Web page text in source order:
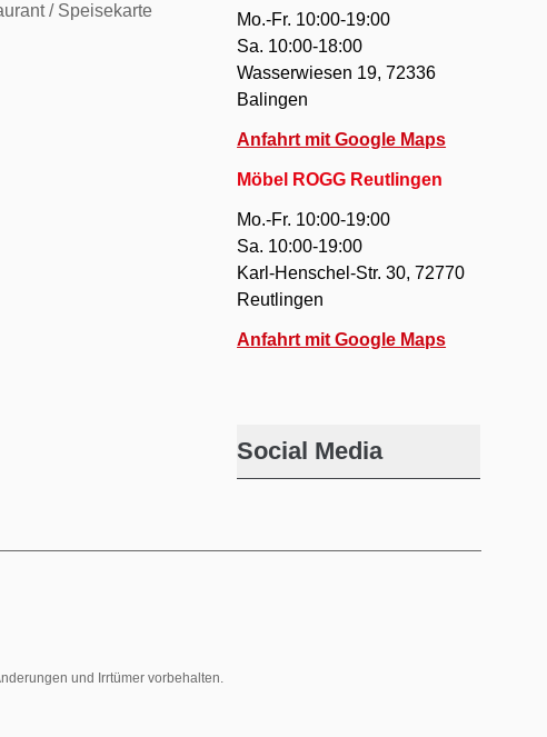
/ Speisekarte
Mo.-Fr. 10:00-19:00
Sa. 10:00-18:00
Wasserwiesen 19, 72336
Balingen
Anfahrt mit Google Maps
Möbel ROGG Reutlingen
Mo.-Fr. 10:00-19:00
Sa. 10:00-19:00
Karl-Henschel-Str. 30, 72770
Reutlingen
Anfahrt mit Google Maps
Social Media
und Irrtümer vorbehalten.